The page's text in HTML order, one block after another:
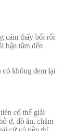
cảm thấy bối rối
bận tâm đến
có không đem lại
có thể giải
ở, đồ ăn, chăm